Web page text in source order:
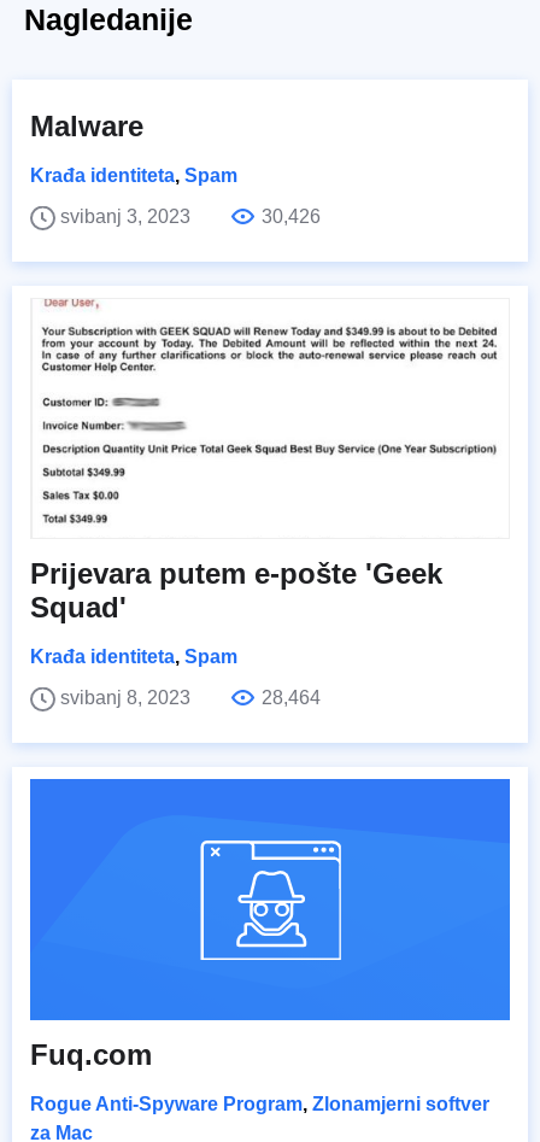
Nagledanije
Malware
Krađa identiteta, Spam
svibanj 3, 2023
30,426
Prijevara putem e-pošte 'Geek
Squad'
Krađa identiteta, Spam
svibanj 8, 2023
28,464
Fuq.com
Rogue Anti-Spyware Program, Zlonamjerni softver
za Mac